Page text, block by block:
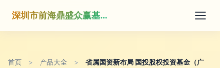
深圳市前海鼎盛众赢基金管理有限公司
首页 > 产品大全 >
省属国资新布局 国投股权投资基金（广